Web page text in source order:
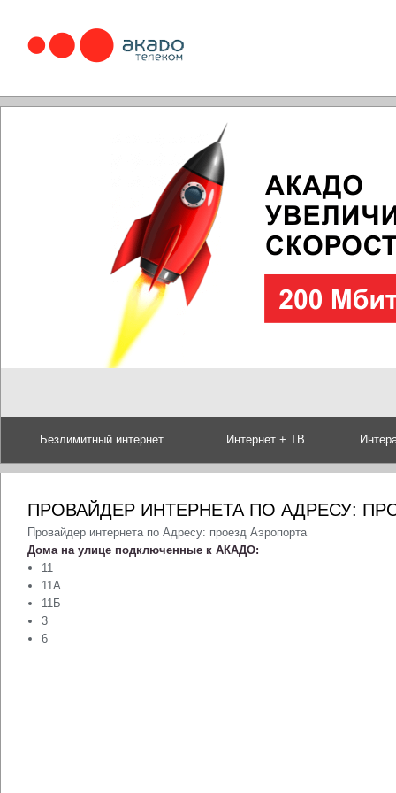
Безлимитный интернет Интернет + ТВ
ПРОВАЙДЕР ИНТЕРНЕТА ПО АДРЕСУ:
Провайдер интернета по Адресу: проезд Аэропорта
Дома на улице подключенные к АКАДО:
11
11А
11Б
3
6